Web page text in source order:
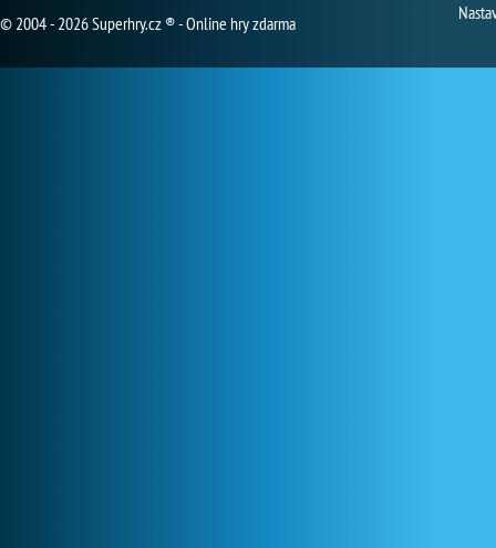
© 2004 - 2026 Superhry.cz ® - Online hry zdarma